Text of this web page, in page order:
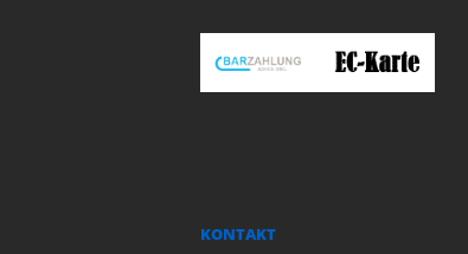
KONTAKT